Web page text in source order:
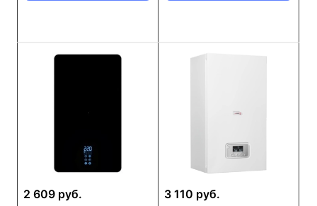
2 609 руб. 3 110 руб.